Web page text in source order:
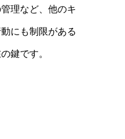
理など、他のキ
にも制限がある
鍵です。